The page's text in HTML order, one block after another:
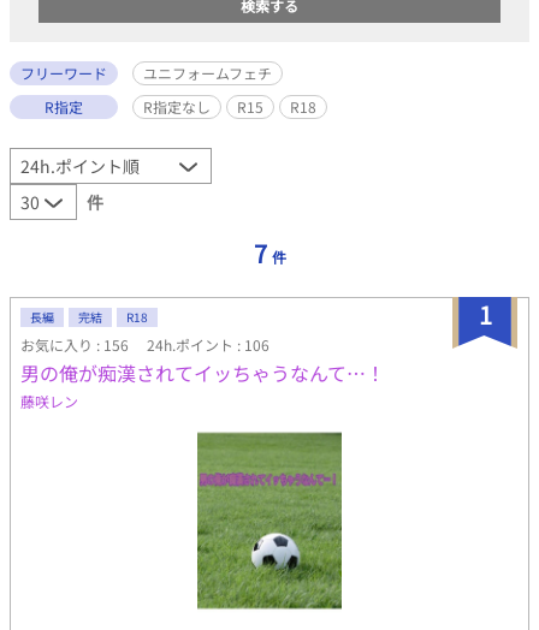
フリーワード
ユニフォームフェチ
R指定
R指定なし R15 R18
件
7 件
1
長編 完結 R18
お気に入り : 156 24h.ポイント : 106
男の俺が痴漢されてイッちゃうなんて…！
藤咲レン